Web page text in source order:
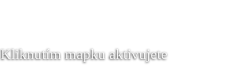
Kliknutím mapku aktivujete